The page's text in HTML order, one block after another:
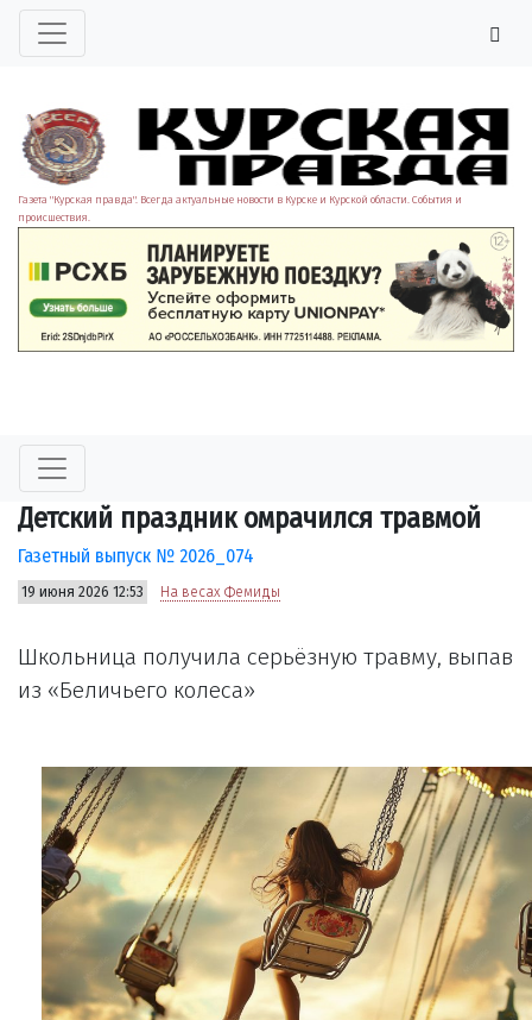
Газета "Курская правда". Всегда актуальные новости в Курске и Курской области. События и
происшествия.
Детский праздник омрачился травмой
Газетный выпуск № 2026_074
19 июня 2026 12:53 На весах Фемиды
Школьница получила серьёзную травму, выпав
из «Беличьего колеса»